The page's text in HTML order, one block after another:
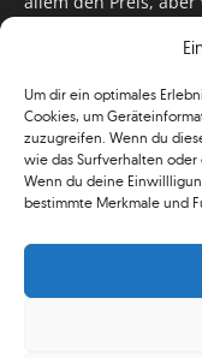
Um dir ein optimales
Cookies, um
zuzugreifen. Wenn du
wie das Surfverhalten
Wenn du deine
bestimmte Merkmale und
für Monat unser
zu versorgen. Im
unseren Social
klassischen